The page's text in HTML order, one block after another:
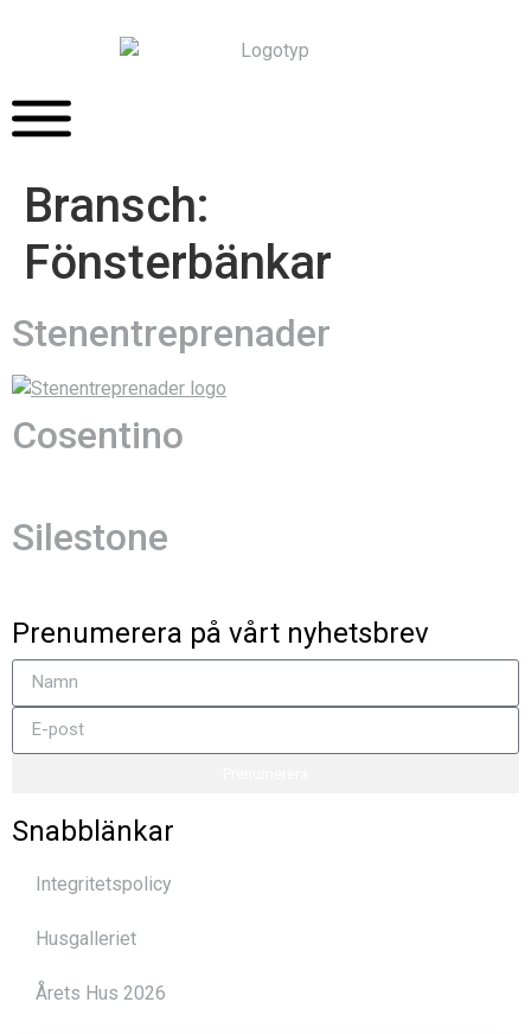
Bransch:
Fönsterbänkar
Stenentreprenader
Cosentino
Silestone
Snabblänkar
Integritetspolicy
Husgalleriet
Årets Hus 2026
Prenumerera på vårt nyhetsbrev